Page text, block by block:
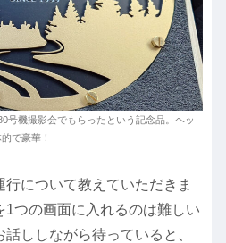
号機撮影会でもらったという記念品。ヘッ
で豪華！
行について教えていただきま
つの画面に入れるのは難しい
ししながら待っていると、